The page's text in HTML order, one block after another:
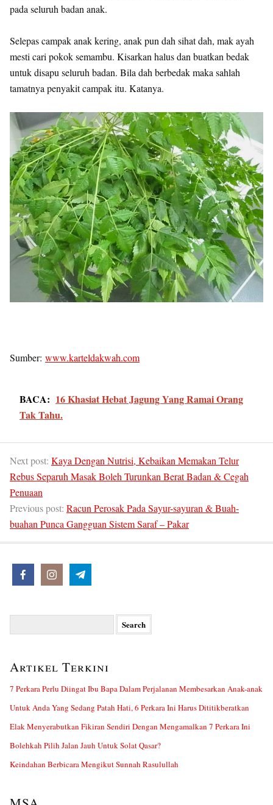
pada seluruh badan anak.
Selepas campak anak kering, anak pun dah sihat dah, mak ayah
mesti cari pokok semambu. Kisarkan halus dan buatkan bedak
untuk disapu seluruh badan. Bila dah berbedak maka sahlah
tamatnya penyakit campak itu. Katanya.
Sumber: www.karteldakwah.com
BACA: 16 Khasiat Hebat Jagung Yang Ramai Orang
Tak Tahu.
Next post: Kaya Dengan Nutrisi, Kebaikan Memakan Telur
Rebus Separuh Masak Boleh Turunkan Berat Badan & Cegah
Penuaan
Previous post: Racun Perosak Pada Sayur-sayuran & Buah-
buahan Punca Gangguan Sistem Saraf – Pakar
Artikel Terkini
7 Perkara Perlu Diingat Ibu Bapa Dalam Perjalanan Membesarkan Anak-anak
Untuk Anda Yang Sedang Patah Hati, 6 Perkara Ini Harus Dititikberatkan
Elak Menyerabutkan Fikiran Sendiri Dengan Mengamalkan 7 Perkara Ini
Bolehkah Pilih Jalan Jauh Untuk Solat Qasar?
Keindahan Berbicara Mengikut Sunnah Rasulullah